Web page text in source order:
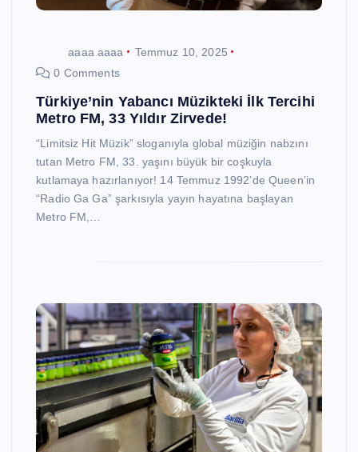
aaaa aaaa
Temmuz 10, 2025
0 Comments
Türkiye’nin Yabancı Müzikteki İlk Tercihi
Metro FM, 33 Yıldır Zirvede!
“Limitsiz Hit Müzik” sloganıyla global müziğin nabzını
tutan Metro FM, 33. yaşını büyük bir coşkuyla
kutlamaya hazırlanıyor! 14 Temmuz 1992’de Queen’in
“Radio Ga Ga” şarkısıyla yayın hayatına başlayan
Metro FM,…